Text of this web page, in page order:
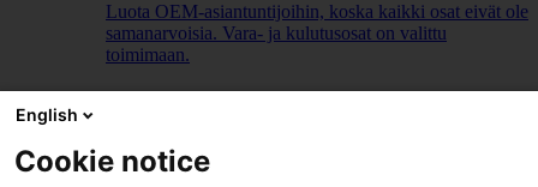
Luota OEM-asiantuntijoihin, koska kaikki osat eivät ole
samanarvoisia. Vara- ja kulutusosat on valittu
toimimaan.
English
Cookie notice